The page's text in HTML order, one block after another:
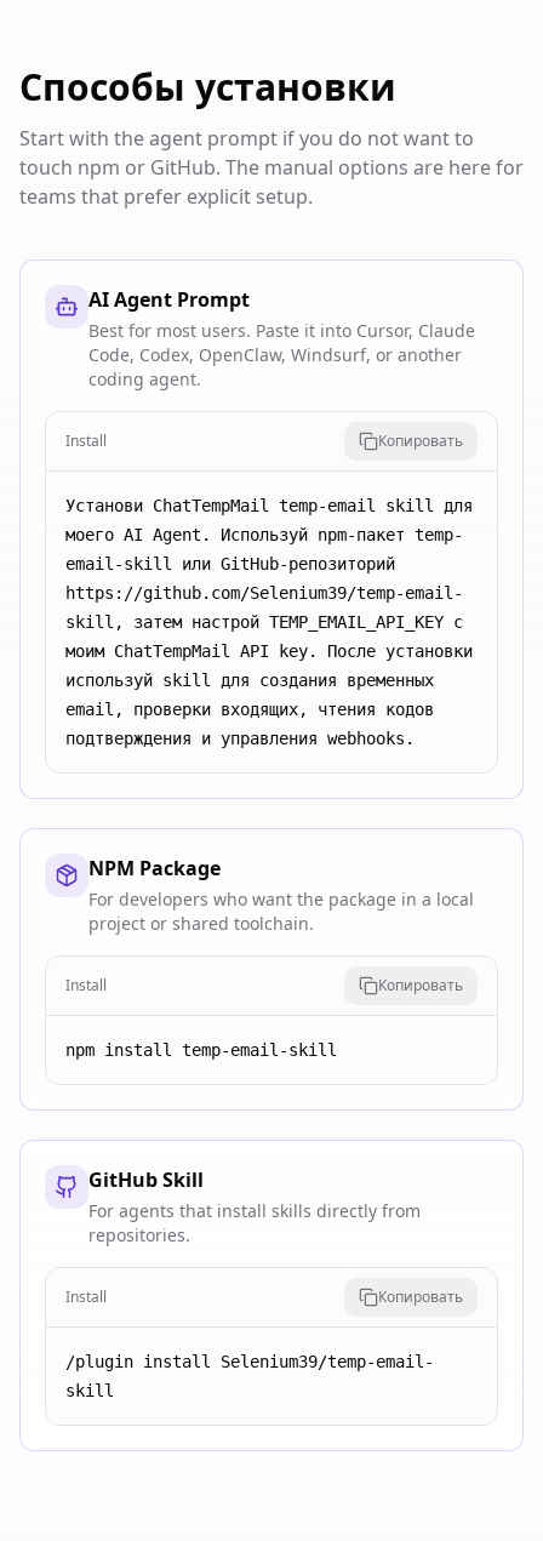
Способы установки
Start with the agent prompt if you do not want to
touch npm or GitHub. The manual options are here for
teams that prefer explicit setup.
AI Agent Prompt
Best for most users. Paste it into Cursor, Claude
Code, Codex, OpenClaw, Windsurf, or another
coding agent.
Install Копировать
Установи ChatTempMail temp-email skill для
моего AI Agent. Используй npm-пакет temp-
email-skill или GitHub-репозиторий
https://github.com/Selenium39/temp-email-
skill, затем настрой TEMP_EMAIL_API_KEY с
моим ChatTempMail API key. После установки
используй skill для создания временных
email, проверки входящих, чтения кодов
подтверждения и управления webhooks.
NPM Package
For developers who want the package in a local
project or shared toolchain.
Install Копировать
npm install temp-email-skill
GitHub Skill
For agents that install skills directly from
repositories.
Install Копировать
/plugin install Selenium39/temp-email-
skill